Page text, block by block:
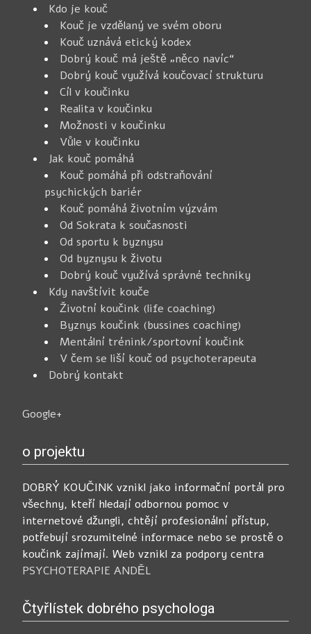
Kdo je kouč
Kouč je vzdělaný ve svém oboru
Kouč uznává etický kodex
Dobrý kouč má ještě „něco navíc“
Dobrý kouč využívá koučovací strukturu
Cíl v koučinku
Realita v koučinku
Možnosti v koučinku
Vůle v koučinku
Jak kouč pomáhá
Kouč pomáhá při odstraňování
psychických bariér
Kouč pomáhá životním výzvám
Od Sokrata k současnosti
Od sportu k byznysu
Od byznysu k životu
Dobrý kouč využívá správné techniky
Kdy navštívit kouče
Životní koučink (life coaching)
Byznys koučink (bussines coaching)
Mentální trénink/sportovní koučink
V čem se liší kouč od psychoterapeuta
Dobrý kontakt
Google+
o projektu
DOBRÝ KOUČINK vznikl jako informační portál pro
všechny, kteří hledají odbornou pomoc v
internetové džungli, chtějí profesionální přístup,
potřebují srozumitelné informace nebo se prostě o
koučink zajímají. Web vznikl za podpory centra
PSYCHOTERAPIE ANDĚL
Čtyřlístek dobrého psychologa